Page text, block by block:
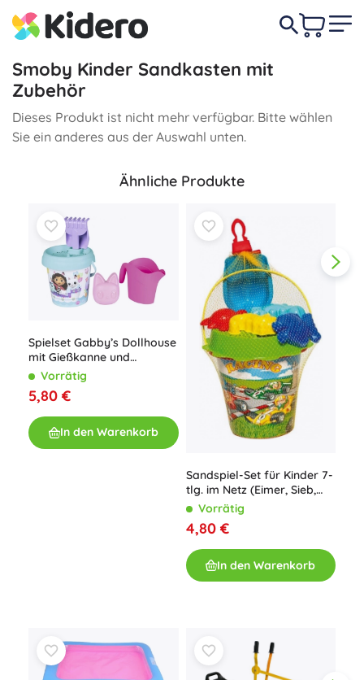
Smoby Kinder Sandkasten mit
Zubehör
Dieses Produkt ist nicht mehr verfügbar. Bitte wählen
Sie ein anderes aus der Auswahl unten.
Ähnliche Produkte
Spielset Gabby’s Dollhouse
mit Gießkanne und
Zubehör
Vorrätig
5,80 €
In den Warenkorb
Sandspiel-Set für Kinder 7-
tlg. im Netz (Eimer, Sieb,
Schaufel, 4 Förmchen)
Vorrätig
4,80 €
In den Warenkorb